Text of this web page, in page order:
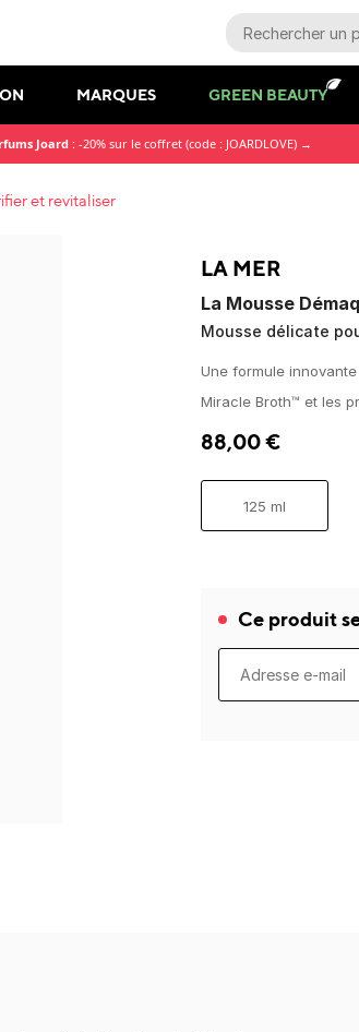
MARQUES GREEN BEAUTY
Joard : -20% sur le coffret (code : JOARDLOVE) →
et revitaliser
La Mousse
Mousse délicate
LA MER
Une formule
Miracle Broth™ et les
88,00€
125 ml
Ce produit